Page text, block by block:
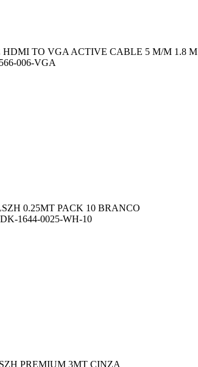
TO VGA ACTIVE CABLE 5 M/M 1.8 M
006-VGA
0.25MT PACK 10 BRANCO
1644-0025-WH-10
PREMIUM 3MT CINZA